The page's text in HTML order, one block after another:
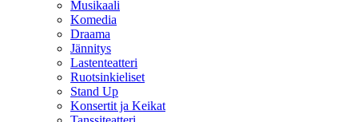
Musikaali
Komedia
Draama
Jännitys
Lastenteatteri
Ruotsinkieliset
Stand Up
Konsertit ja Keikat